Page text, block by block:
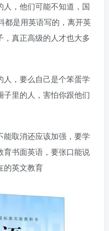
，他们可能不知道，国
都是用英语写的，离开英
真正高级的人才也大多
，要么自己是个笨蛋学
里的人，害怕你跟他们
取消还应该加强，要学
育书面英语，要张口能说
的英文教育